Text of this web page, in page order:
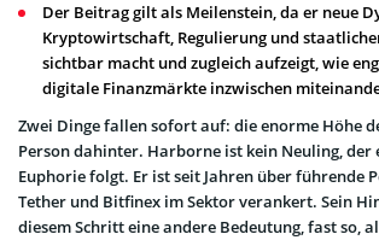
Der Beitrag gilt als Meilenstein, da er neue
Kryptowirtschaft, Regulierung und
sichtbar macht und zugleich aufzeigt, wie
digitale Finanzmärkte inzwischen
Zwei Dinge fallen sofort auf: die enorme Höhe
Person dahinter. Harborne ist kein Neuling,
Euphorie folgt. Er ist seit Jahren über führende
Tether und Bitfinex im Sektor verankert. Sein
diesem Schritt eine andere Bedeutung, fast so,